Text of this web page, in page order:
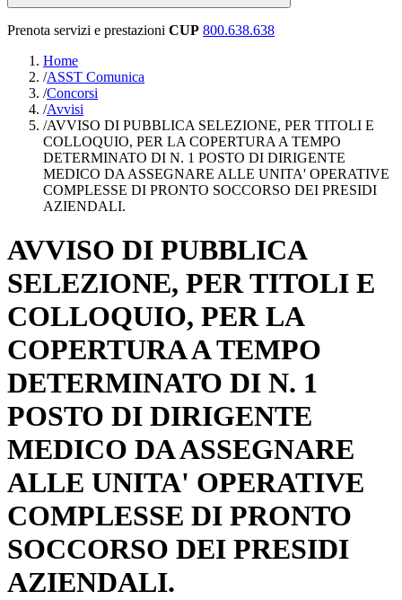
Prenota servizi e prestazioni CUP 800.638.638
Home
/ASST Comunica
/Concorsi
/Avvisi
/AVVISO DI PUBBLICA SELEZIONE, PER TITOLI E
COLLOQUIO, PER LA COPERTURA A TEMPO
DETERMINATO DI N. 1 POSTO DI DIRIGENTE
MEDICO DA ASSEGNARE ALLE UNITA' OPERATIVE
COMPLESSE DI PRONTO SOCCORSO DEI PRESIDI
AZIENDALI.
AVVISO DI PUBBLICA
SELEZIONE, PER TITOLI E
COLLOQUIO, PER LA
COPERTURA A TEMPO
DETERMINATO DI N. 1
POSTO DI DIRIGENTE
MEDICO DA ASSEGNARE
ALLE UNITA' OPERATIVE
COMPLESSE DI PRONTO
SOCCORSO DEI PRESIDI
AZIENDALI.